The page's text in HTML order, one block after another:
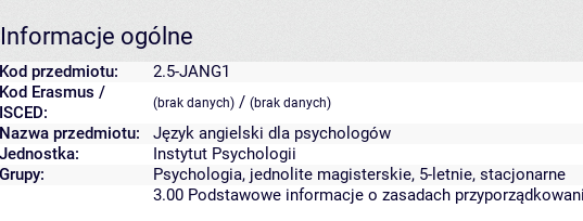
Informacje ogólne
Kod przedmiotu:
2.5-JANG1
Kod Erasmus /
ISCED:
(brak danych) / (brak danych)
Nazwa przedmiotu:
Język angielski dla psychologów
Jednostka:
Instytut Psychologii
Grupy:
Psychologia, jednolite magisterskie, 5-letnie, stacjonarne
3.00 Podstawowe informacje o zasadach